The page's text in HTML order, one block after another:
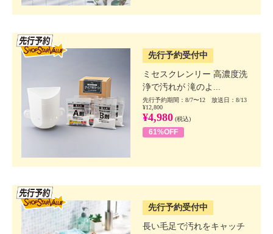
先行予約受付中
ミセスクレンリー 高濃度洗
浄で汚れが 滝のよ...
先行予約期間：8/7〜12 放送日：8/13
¥12,800
¥4,980 (税込)
61%OFF
先行予約受付中
長い毛足で汚れをキャッチ